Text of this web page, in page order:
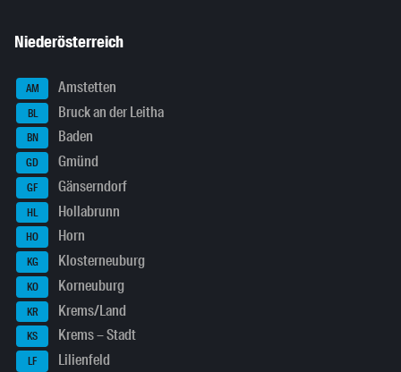
Niederösterreich
AM Amstetten
BL Bruck an der Leitha
BN Baden
GD Gmünd
GF Gänserndorf
HL Hollabrunn
HO Horn
KG Klosterneuburg
KO Korneuburg
KR Krems/Land
KS Krems – Stadt
LF Lilienfeld